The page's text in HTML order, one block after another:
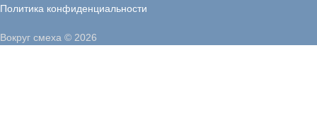
Политика конфиденциальности
Вокруг смеха © 2026